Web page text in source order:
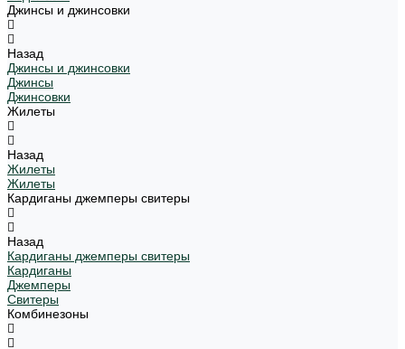
Джинсы и джинсовки
Назад
Джинсы и джинсовки
Джинсы
Джинсовки
Жилеты
Назад
Жилеты
Жилеты
Кардиганы джемперы свитеры
Назад
Кардиганы джемперы свитеры
Кардиганы
Джемперы
Свитеры
Комбинезоны